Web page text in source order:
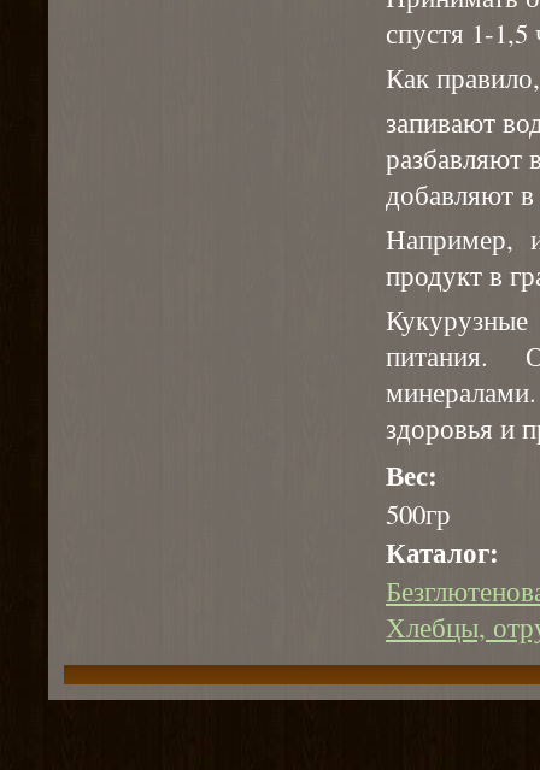
спустя 1-1,5
Как
запивают
разбавляют
добавляют
Например,
продукт в
питания.
здоровья и
Вес:
500гр
Каталог:
Хлебцы,